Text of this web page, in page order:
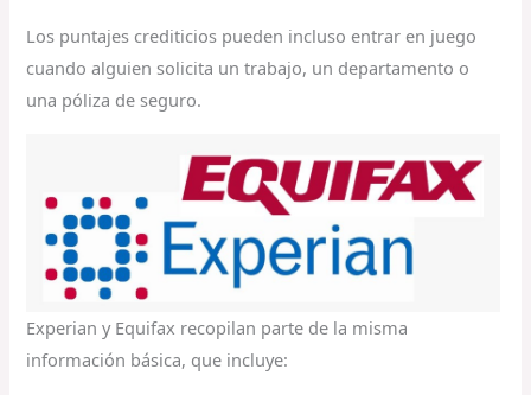
Los puntajes crediticios pueden incluso entrar en juego
cuando alguien solicita un trabajo, un departamento o
una póliza de seguro.
Experian y Equifax recopilan parte de la misma
información básica, que incluye: